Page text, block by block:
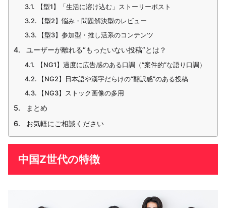
【型1】「生活に溶け込む」ストーリーポスト
【型2】悩み・問題解決型のレビュー
【型3】参加型・推し活系のコンテンツ
ユーザーが離れる“もったいない投稿”とは？
【NG1】過度に広告感のある口調（“案件的”な語り口調）
【NG2】日本語や漢字だらけの“翻訳感”のある投稿
【NG3】ストック画像の多用
まとめ
お気軽にご相談ください
中国Z世代の特徴